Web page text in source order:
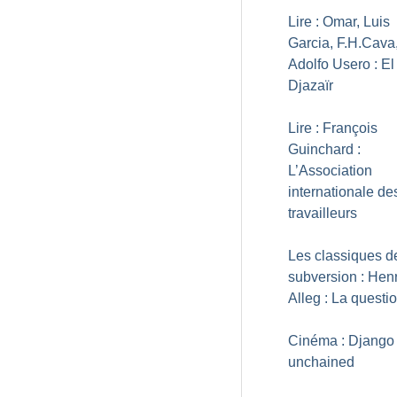
Lire : Omar, Luis
Garcia, F.H.Cava,
Adolfo Usero : El
Djazaïr
Lire : François
Guinchard :
L’Association
internationale
travailleurs
Les classiques
subversion :
Alleg : La
Cinéma : Django
unchained